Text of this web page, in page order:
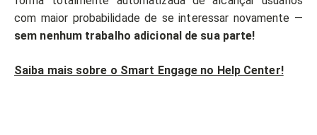
com maior probabilidade de se interessar novamente —
sem nenhum trabalho adicional de sua parte!
Saiba mais sobre o Smart Engage no Help Center!